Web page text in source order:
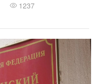
1237